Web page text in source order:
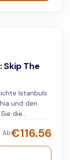
Skip The
Istanbuls
und den
Sie
wo Sie
dem
Ab€116.56